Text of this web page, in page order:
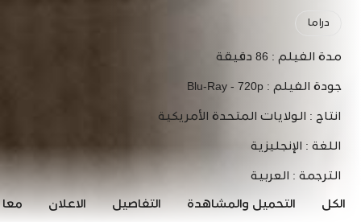
دراما
مدة الفيلم : 86 دقيقة
جودة الفيلم : Blu-Ray - 720p
انتاج : الولايات المتحدة الأمريكية
اللغة : الإنجليزية
الترجمة : العربية
الكل التحميل والمشاهدة التفاصيل الاعلان